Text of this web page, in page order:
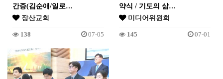
간증(김순애/일로…
장산교회
138 07-05
약식 / 기도의 삶…
미디어위원회
145 07-01